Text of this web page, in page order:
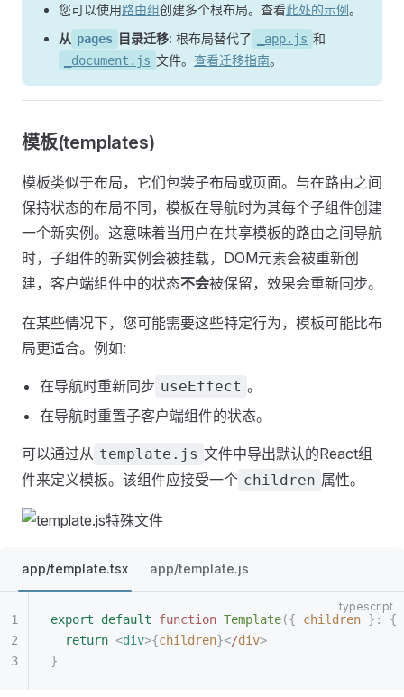
您可以使用路由组创建多个根布局。查看此处的示例。
从 pages 目录迁移: 根布局替代了 _app.js 和
_document.js 文件。 查看迁移指南。
模板(templates)
模板类似于布局，它们包装子布局或页面。与在路由之间
保持状态的布局不同，模板在导航时为其每个子组件创建
一个新实例。这意味着当用户在共享模板的路由之间导航
时，子组件的新实例会被挂载，DOM元素会被重新创
建，客户端组件中的状态不会被保留，效果会重新同步。
在某些情况下，您可能需要这些特定行为，模板可能比布
局更适合。例如:
在导航时重新同步 useEffect 。
在导航时重置子客户端组件的状态。
可以通过从 template.js 文件中导出默认的React组
件来定义模板。该组件应接受一个 children 属性。
app/template.tsx app/template.js
export default function Template({ children }: {
  return
<div>{children}</div>
}